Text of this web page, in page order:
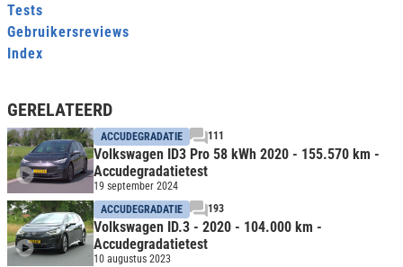
Tests
Gebruikersreviews
Index
GERELATEERD
ACCUDEGRADATIE 111
Volkswagen ID3 Pro 58 kWh 2020 - 155.570 km -
Accudegradatietest
19 september 2024
ACCUDEGRADATIE
193
Volkswagen ID.3 - 2020 - 104.000 km -
Accudegradatietest
10 augustus 2023